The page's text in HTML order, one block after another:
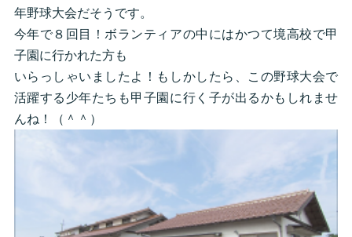
年野球大会だそうです。
今年で８回目！ボランティアの中にはかつて境高校で甲
子園に行かれた方も
いらっしゃいましたよ！もしかしたら、この野球大会で
活躍する少年たちも甲子園に行く子が出るかもしれませ
んね！（＾＾）